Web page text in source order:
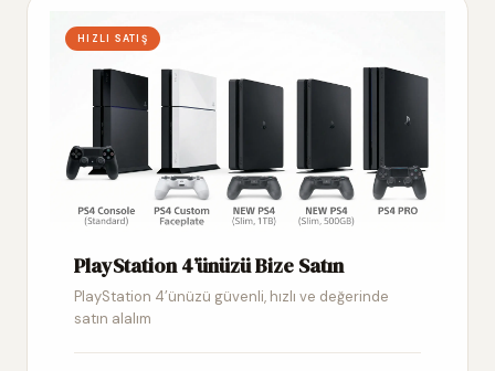
HIZLI SATIŞ
PlayStation 4’ünüzü Bize Satın
PlayStation 4’ünüzü güvenli, hızlı ve değerinde
satın alalım